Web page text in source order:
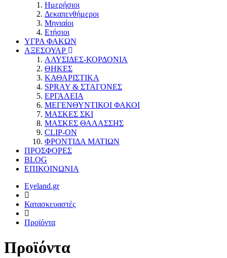
Ημερήσιοι
Δεκαπενθήμεροι
Μηνιαίοι
Ετήσιοι
ΥΓΡΑ ΦΑΚΩΝ
ΑΞΕΣΟΥΑΡ
ΑΛΥΣΙΔΕΣ-ΚΟΡΔΟΝΙΑ
ΘΗΚΕΣ
ΚΑΘΑΡΙΣΤΙΚΑ
SPRAY & ΣΤΑΓΟΝΕΣ
ΕΡΓΑΛΕΙΑ
ΜΕΓΕΝΘΥΝΤΙΚΟΙ ΦΑΚΟΙ
ΜΑΣΚΕΣ ΣΚΙ
ΜΑΣΚΕΣ ΘΑΛΑΣΣΗΣ
CLIP-ON
ΦΡΟΝΤΙΔΑ ΜΑΤΙΩΝ
ΠΡΟΣΦΟΡΕΣ
BLOG
ΕΠΙΚΟΙΝΩΝΙΑ
Eyeland.gr
Κατασκευαστές
Προϊόντα
Προϊόντα